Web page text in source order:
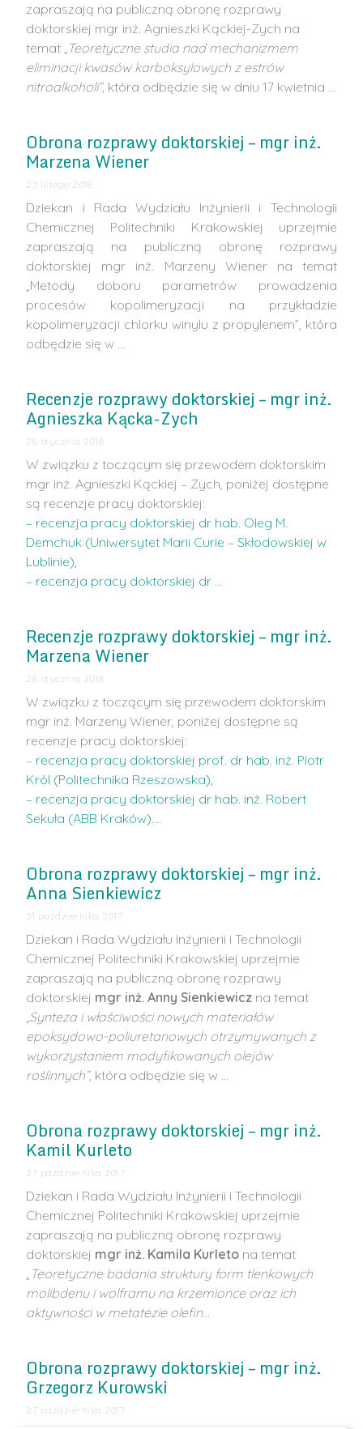
zapraszają na publiczną obronę rozprawy
doktorskiej mgr inż. Agnieszki Kąckiej-Zych na
temat „Teoretyczne studia nad mechanizmem
eliminacji kwasów karboksylowych z estrów
nitroalkoholi”, która odbędzie się w dniu 17 kwietnia …
Obrona rozprawy doktorskiej – mgr inż.
Marzena Wiener
23 lutego 2018
Dziekan i Rada Wydziału Inżynierii i Technologii
Chemicznej Politechniki Krakowskiej uprzejmie
zapraszają na publiczną obronę rozprawy
doktorskiej mgr inż. Marzeny Wiener na temat
„Metody doboru parametrów prowadzenia
procesów kopolimeryzacji na przykładzie
kopolimeryzacji chlorku winylu z propylenem”, która
odbędzie się w …
Recenzje rozprawy doktorskiej – mgr inż.
Agnieszka Kącka-Zych
26 stycznia 2018
W związku z toczącym się przewodem doktorskim
mgr inż. Agnieszki Kąckiej – Zych, poniżej dostępne
są recenzje pracy doktorskiej:
– recenzja pracy doktorskiej dr hab. Oleg M.
Demchuk (Uniwersytet Marii Curie – Skłodowskiej w
Lublinie),
– recenzja pracy doktorskiej dr …
Recenzje rozprawy doktorskiej – mgr inż.
Marzena Wiener
26 stycznia 2018
W związku z toczącym się przewodem doktorskim
mgr inż. Marzeny Wiener, poniżej dostępne są
recenzje pracy doktorskiej:
– recenzja pracy doktorskiej prof. dr hab. inż. Piotr
Król (Politechnika Rzeszowska),
– recenzja pracy doktorskiej dr hab. inż. Robert
Sekuła (ABB Kraków).…
Obrona rozprawy doktorskiej – mgr inż.
Anna Sienkiewicz
31 października 2017
Dziekan i Rada Wydziału Inżynierii i Technologii
Chemicznej Politechniki Krakowskiej uprzejmie
zapraszają na publiczną obronę rozprawy
doktorskiej mgr inż. Anny Sienkiewicz na temat
„Synteza i właściwości nowych materiałów
epoksydowo-poliuretanowych otrzymywanych z
wykorzystaniem modyfikowanych olejów
roślinnych”, która odbędzie się w …
Obrona rozprawy doktorskiej – mgr inż.
Kamil Kurleto
27 października 2017
Dziekan i Rada Wydziału Inżynierii i Technologii
Chemicznej Politechniki Krakowskiej uprzejmie
zapraszają na publiczną obronę rozprawy
doktorskiej mgr inż. Kamila Kurleto na temat
„ Teoretyczne badania struktury form tlenkowych
molibdenu i wolframu na krzemionce oraz ich
aktywności w metatezie olefin…
Obrona rozprawy doktorskiej – mgr inż.
Grzegorz Kurowski
27 października 2017